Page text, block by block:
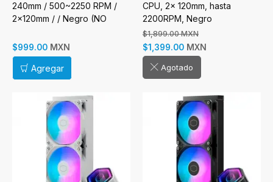
240mm / 500~2250 RPM /
2x120mm / / Negro (NO
$999.00 MXN
Agregar
CPU, 2x 120mm, hasta
2200RPM, Negro
$1,899.00 MXN
$1,399.00 MXN
Agotado